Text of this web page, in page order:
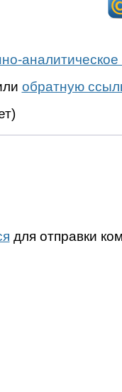
аналитическое
обратную
для отправки